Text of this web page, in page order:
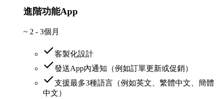
進階功能App
~ 2 - 3個月
客製化設計
發送App內通知（例如訂單更新或促銷）
支援最多3種語言（例如英文、繁體中文、簡體
中文）